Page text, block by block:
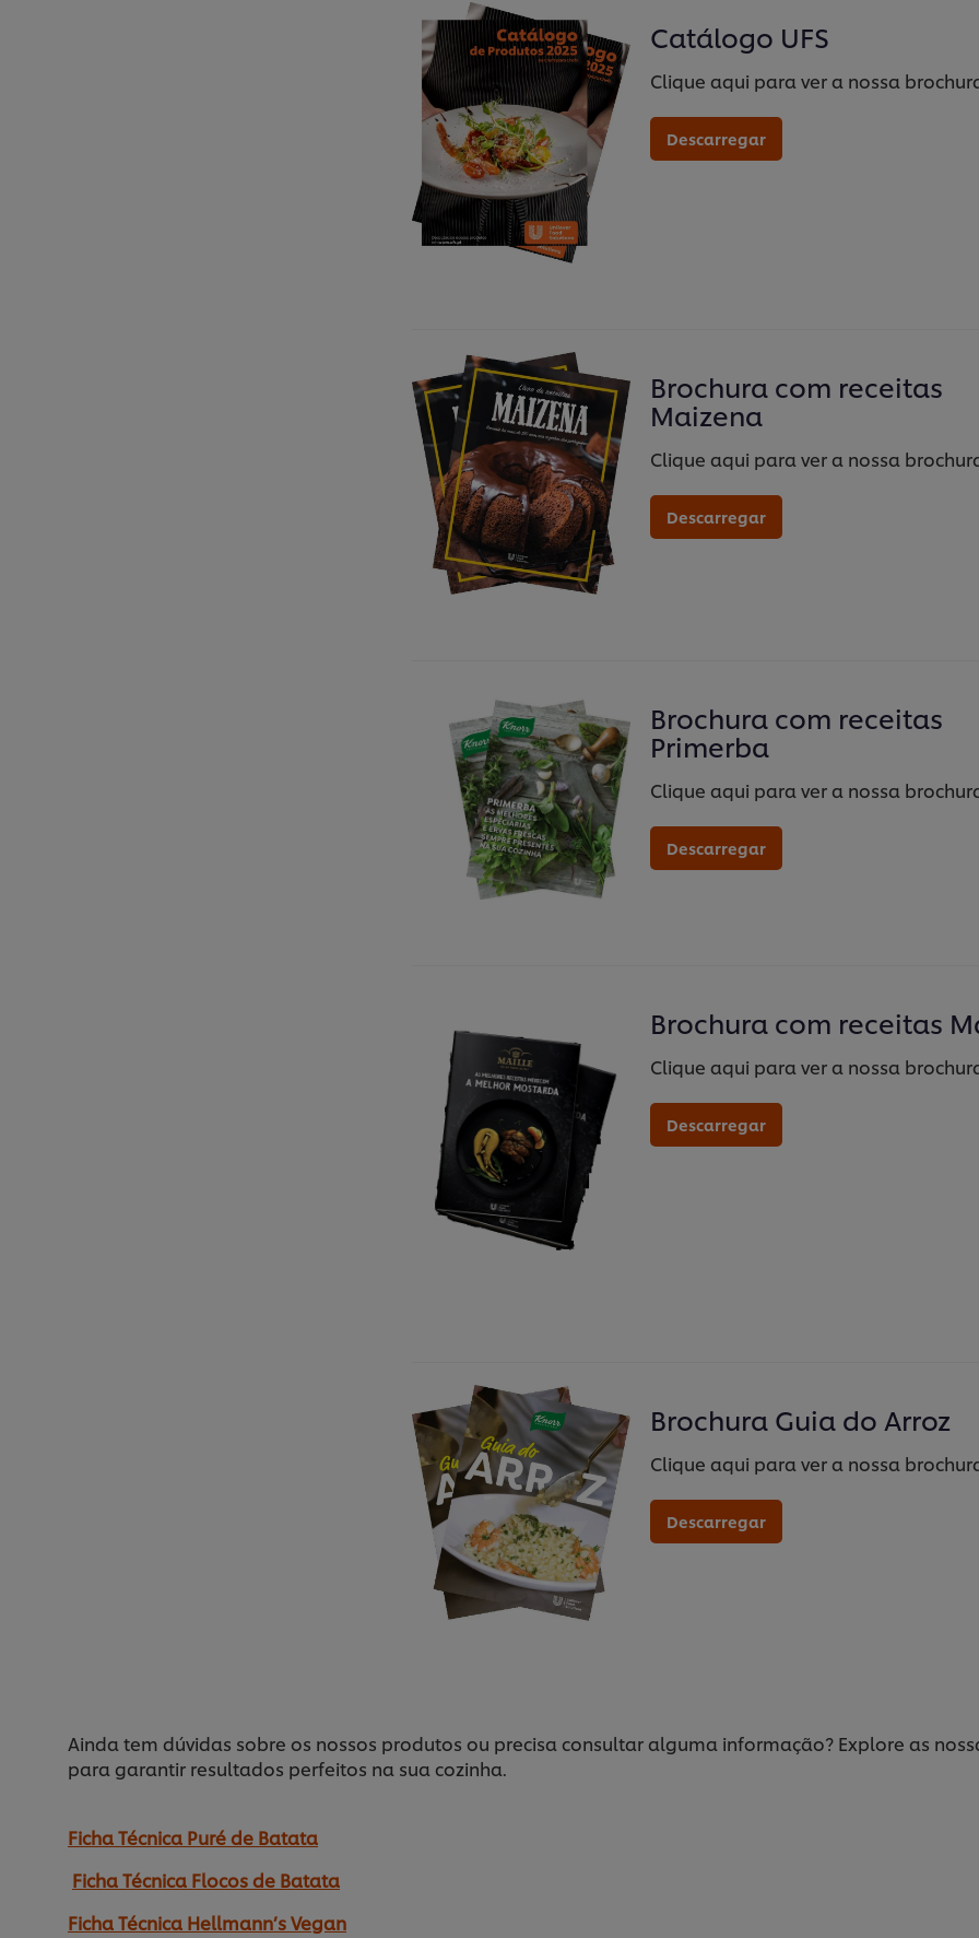
Catálogo UFS
Clique aqui para ver a nossa
Descarregar
Brochura com receitas
Maizena
Clique aqui para ver a nossa
Descarregar
Brochura com receitas
Primerba
Clique aqui para ver a nossa
Descarregar
Brochura com receitas
Clique aqui para ver a nossa
Descarregar
Brochura Guia do Arroz
Clique aqui para ver a nossa
Descarregar
Ainda tem dúvidas sobre os nossos produtos ou precisa consultar alguma informação? Explore as
para garantir resultados perfeitos na sua cozinha.
Ficha Técnica Puré de Batata
Ficha Técnica Flocos de Batata
Ficha Técnica Hellmann’s Vegan